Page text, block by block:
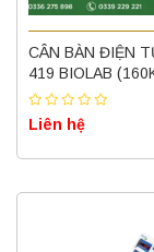
CÂN BÀN ĐIỆN
419 BIOLAB
Liên hệ